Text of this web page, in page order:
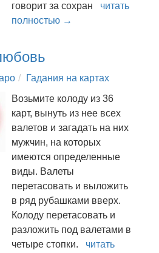
говорит за сохран читать
полностью →
Гадания на картах
Возьмите колоду из 36
карт, вынуть из нее всех
валетов и загадать на них
мужчин, на которых
имеются определенные
виды. Валеты
перетасовать и выложить
в ряд рубашками вверх.
Колоду перетасовать и
разложить под валетами в
четыре стопки. читать